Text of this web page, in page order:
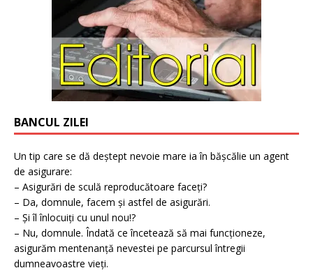
BANCUL ZILEI
Un tip care se dă deștept nevoie mare ia în bășcălie un agent
de asigurare:
– Asigurări de sculă reproducătoare faceți?
– Da, domnule, facem și astfel de asigurări.
– Și îl înlocuiți cu unul nou!?
– Nu, domnule. Îndată ce încetează să mai funcționeze,
asigurăm mentenanță nevestei pe parcursul întregii
dumneavoastre vieți.